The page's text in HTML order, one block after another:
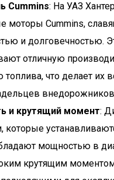
Cummins: На УАЗ
моторы Cummins,
и долговечностью.
отличную
что делает их
и крутящий момент:
которые
мощностью в
крутящим